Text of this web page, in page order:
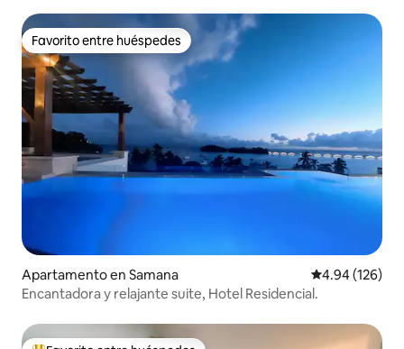
Favorito entre huéspedes
Favorito entre huéspedes
Apartamento en Samana Calificación
4.94 (126)
Encantadora y relajante suite, Hotel Residencial.